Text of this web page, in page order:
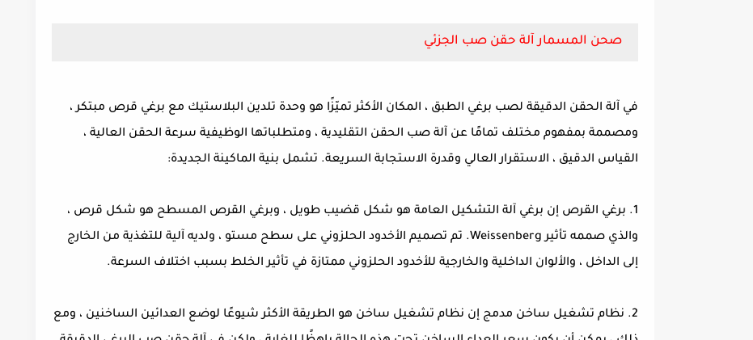
صحن المسمار آلة حقن صب الجزئي
في آلة الحقن الدقيقة لصب برغي الطبق ، المكان الأكثر تميّزًا هو وحدة تلدين البلاستيك مع برغي قرص مبتكر ،
ومصممة بمفهوم مختلف تمامًا عن آلة صب الحقن التقليدية ، ومتطلباتها الوظيفية سرعة الحقن العالية ،
القياس الدقيق ، الاستقرار العالي وقدرة الاستجابة السريعة. تشمل بنية الماكينة الجديدة:
1. برغي القرص إن برغي آلة التشكيل العامة هو شكل قضيب طويل ، وبرغي القرص المسطح هو شكل قرص ،
والذي صممه تأثير Weissenberg. تم تصميم الأخدود الحلزوني على سطح مستو ، ولديه آلية للتغذية من الخارج
إلى الداخل ، والألوان الداخلية والخارجية للأخدود الحلزوني ممتازة في تأثير الخلط بسبب اختلاف السرعة.
2. نظام تشغيل ساخن مدمج إن نظام تشغيل ساخن هو الطريقة الأكثر شيوعًا لوضع العدائين الساخنين ، ومع